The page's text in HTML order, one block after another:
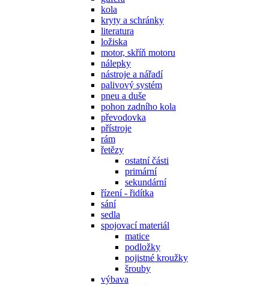
kola
kryty a schránky
literatura
ložiska
motor, skříň motoru
nálepky
nástroje a nářadí
palivový systém
pneu a duše
pohon zadního kola
převodovka
přístroje
rám
řetězy
ostatní části
primární
sekundární
řízení - řidítka
sání
sedla
spojovací materiál
matice
podložky
pojistné kroužky
šrouby
výbava